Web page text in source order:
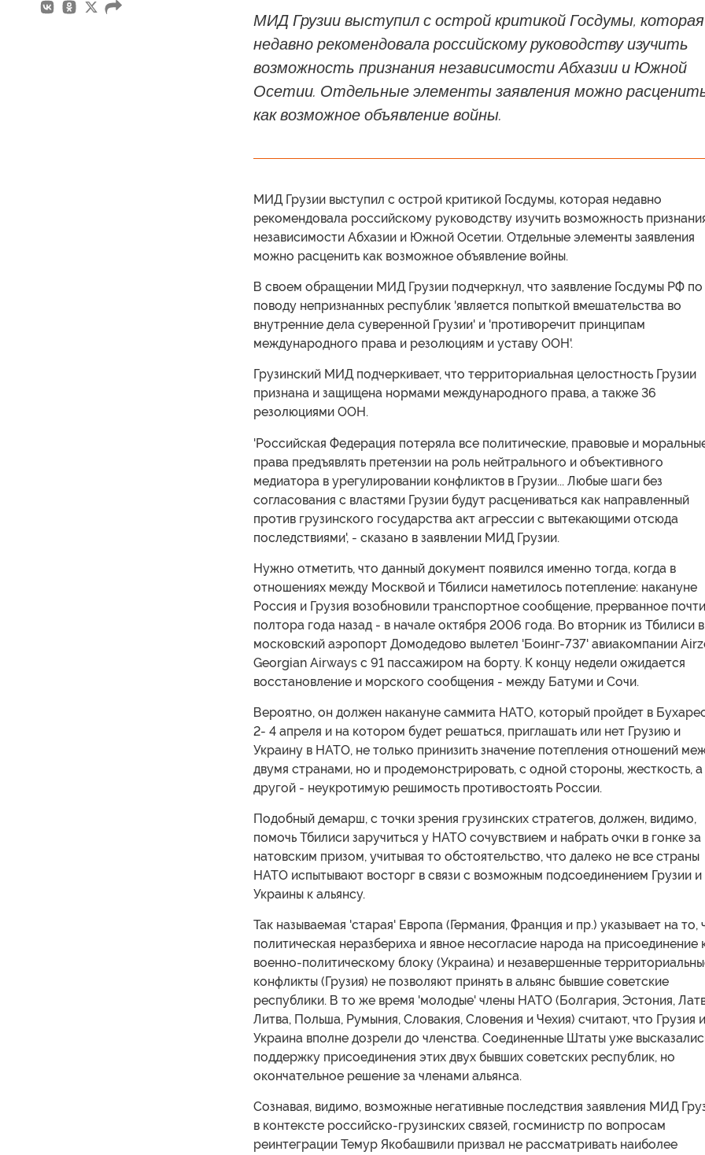
МИД Грузии выступил с острой критикой Госдумы, которая
недавно рекомендовала российскому руководству изучить
возможность признания независимости Абхазии и Южной
Осетии. Отдельные элементы заявления можно
как возможное объявление войны.
МИД Грузии выступил с острой критикой Госдумы, которая недавно
рекомендовала российскому руководству изучить возможность
независимости Абхазии и Южной Осетии. Отдельные элементы заявления
можно расценить как возможное объявление войны.
В своем обращении МИД Грузии подчеркнул, что заявление Госдумы РФ по
поводу непризнанных республик 'является попыткой вмешательства во
внутренние дела суверенной Грузии' и 'противоречит принципам
международного права и резолюциям и уставу ООН'.
Грузинский МИД подчеркивает, что территориальная целостность Грузии
признана и защищена нормами международного права, а также 36
резолюциями ООН.
'Российская Федерация потеряла все политические, правовые и
права предъявлять претензии на роль нейтрального и объективного
медиатора в урегулировании конфликтов в Грузии... Любые шаги без
согласования с властями Грузии будут расцениваться как направленный
против грузинского государства акт агрессии с вытекающими отсюда
последствиями', - сказано в заявлении МИД Грузии.
Нужно отметить, что данный документ появился именно тогда, когда в
отношениях между Москвой и Тбилиси наметилось потепление: накануне
Россия и Грузия возобновили транспортное сообщение, прерванное почти
полтора года назад - в начале октября 2006 года. Во вторник из Тбилиси в
московский аэропорт Домодедово вылетел 'Боинг-737' авиакомпании
Georgian Airways с 91 пассажиром на борту. К концу недели ожидается
восстановление и морского сообщения - между Батуми и Сочи.
Вероятно, он должен накануне саммита НАТО, который пройдет в
2- 4 апреля и на котором будет решаться, приглашать или нет Грузию и
Украину в НАТО, не только принизить значение потепления отношений
двумя странами, но и продемонстрировать, с одной стороны, жесткость, а
другой - неукротимую решимость противостоять России.
Подобный демарш, с точки зрения грузинских стратегов, должен, видимо,
помочь Тбилиси заручиться у НАТО сочувствием и набрать очки в гонке за
натовским призом, учитывая то обстоятельство, что далеко не все страны
НАТО испытывают восторг в связи с возможным подсоединением Грузии и
Украины к альянсу.
Так называемая 'старая' Европа (Германия, Франция и пр.) указывает на то,
политическая неразбериха и явное несогласие народа на присоединение
военно-политическому блоку (Украина) и незавершенные
конфликты (Грузия) не позволяют принять в альянс бывшие советские
республики. В то же время 'молодые' члены НАТО (Болгария, Эстония,
Литва, Польша, Румыния, Словакия, Словения и Чехия) считают, что Грузия и
Украина вполне дозрели до членства. Соединенные Штаты уже
поддержку присоединения этих двух бывших советских республик, но
окончательное решение за членами альянса.
Сознавая, видимо, возможные негативные последствия заявления МИД
в контексте российско-грузинских связей, госминистр по вопросам
реинтеграции Темур Якобашвили призвал не рассматривать наиболее